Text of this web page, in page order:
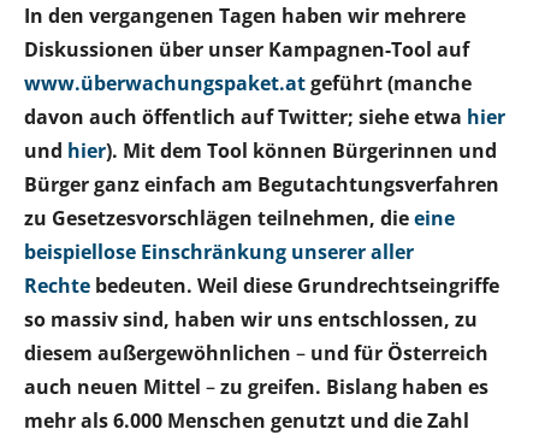
In den vergangenen Tagen haben wir mehrere
Diskussionen über unser Kampagnen-Tool auf
www.überwachungspaket.atgeführt (manche
davon auch öffentlich auf Twitter; siehe etwa hier
und hier). Mit dem Tool können Bürgerinnen und
Bürger ganz einfach am Begutachtungsverfahren
zu Gesetzesvorschlägen teilnehmen, dieeine
beispiellose Einschränkung unserer aller
Rechte bedeuten. Weil diese Grundrechtseingriffe
so massiv sind, haben wir uns entschlossen, zu
diesem außergewöhnlichen – und für Österreich
auch neuen Mittel –zu greifen. Bislang haben es
mehr als 6.000 Menschen genutzt und die Zahl